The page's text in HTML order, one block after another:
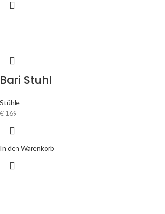
Bari Stuhl
Stühle
€ 169
In den Warenkorb